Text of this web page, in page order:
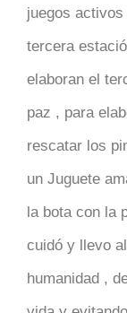
juegos
tercera
elaboran el
paz , para
rescatar los
un Juguete
la bota con la
cuidó y llevo
humanidad ,